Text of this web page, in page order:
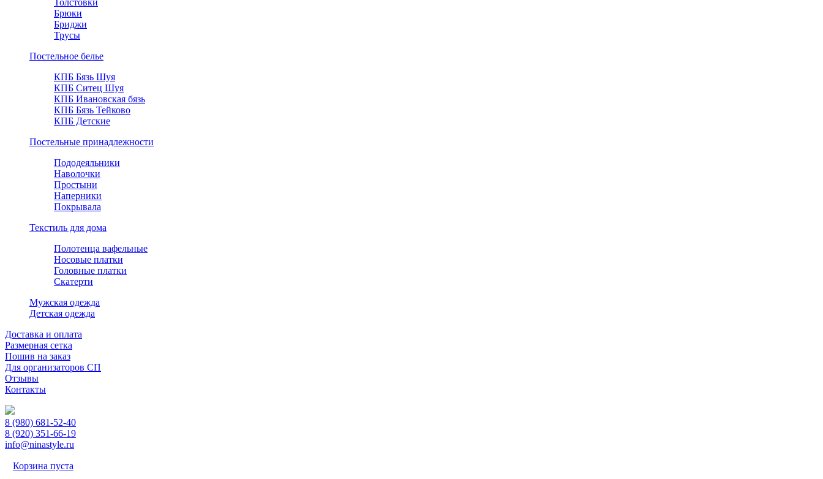
Толстовки
Брюки
Бриджи
Трусы
Постельное белье
КПБ Бязь Шуя
КПБ Ситец Шуя
КПБ Ивановская бязь
КПБ Бязь Тейково
КПБ Детские
Постельные принадлежности
Пододеяльники
Наволочки
Простыни
Наперники
Покрывала
Текстиль для дома
Полотенца вафельные
Носовые платки
Головные платки
Скатерти
Мужская одежда
Детская одежда
Доставка и оплата
Размерная сетка
Пошив на заказ
Для организаторов СП
Отзывы
Контакты
8 (980) 681-52-40
8 (920) 351-66-19
info@ninastyle.ru
Корзина пуста